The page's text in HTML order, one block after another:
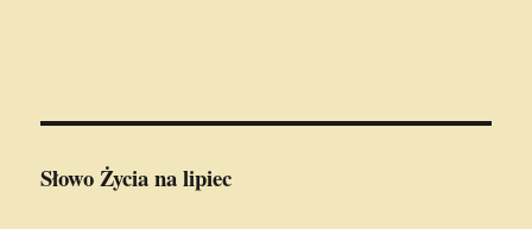
Słowo Życiana lipiec